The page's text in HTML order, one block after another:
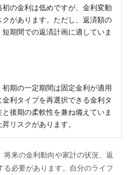
の金利は低めですが、金利変動
があります。ただし、返済額の
期間での返済計画に適していま
期の一定期間は固定金利が適用
利タイプを再選択できる金利タ
後期の柔軟性を兼ね備えていま
リスクがあります。
来の金利動向や家計の状況、返
必要があります。自分のライフ